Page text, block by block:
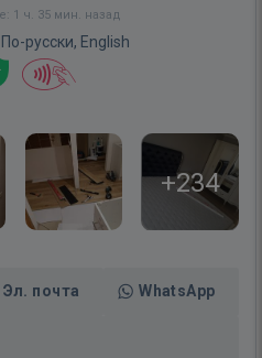
1 ч. 35 мин. назад
По-русски, English
+234
Эл. почта WhatsApp